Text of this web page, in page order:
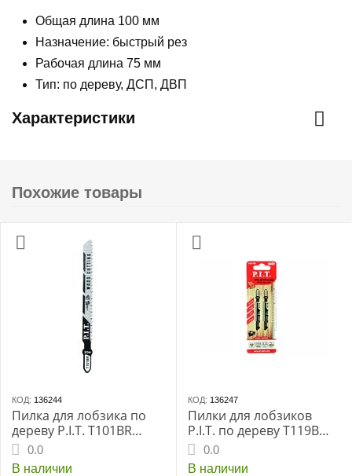
Общая длина 100 мм
Назначение: быстрый рез
Рабочая длина 75 мм
Тип: по дереву, ДСП, ДВП
Характеристики
Похожие товары
КОД: 136244
Пилка для лобзика по
дереву P.I.T. T101BR
(чистый рез) 75 мм
(AJSB-T101BR)
0.0
В наличии
КОД: 136247
Пилки для лобзиков
P.I.T. по дереву T119B
50мм (AJSB-T119B)
0.0
В наличии